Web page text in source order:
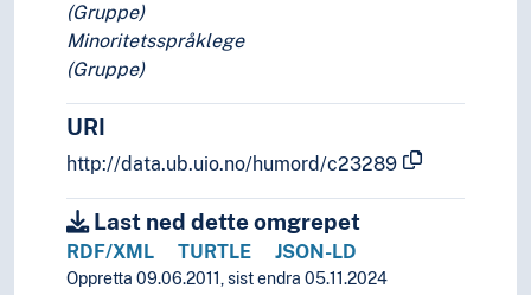
(Gruppe)
Minoritetsspråklege
(Gruppe)
URI
http://data.ub.uio.no/humord/c23289
Last ned dette omgrepet
RDF/XML TURTLE JSON-LD
Oppretta 09.06.2011, sist endra 05.11.2024